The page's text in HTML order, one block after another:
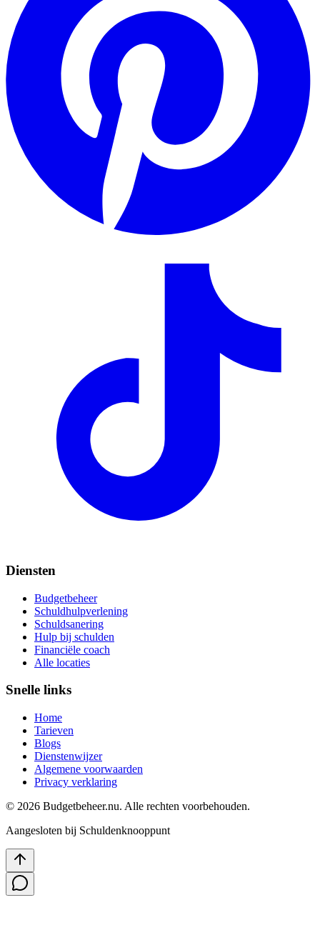
Diensten
Budgetbeheer
Schuldhulpverlening
Schuldsanering
Hulp bij schulden
Financiële coach
Alle locaties
Snelle links
Home
Tarieven
Blogs
Dienstenwijzer
Algemene voorwaarden
Privacy verklaring
© 2026 Budgetbeheer.nu. Alle rechten voorbehouden.
Aangesloten bij Schuldenknooppunt